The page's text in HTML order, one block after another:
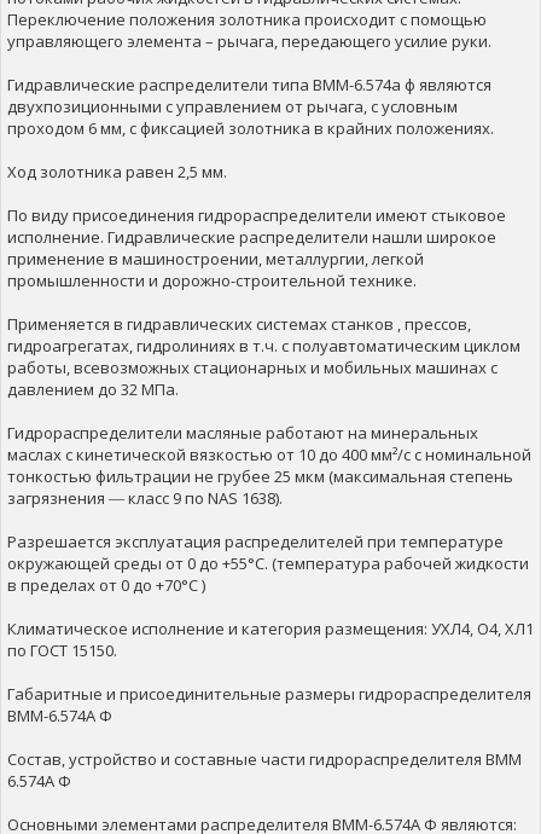
Переключение положения золотника происходит с помощью
управляющего элемента – рычага, передающего усилие руки.
Гидравлические распределители типа ВММ-6.574а ф являются
двухпозиционными с управлением от рычага, с условным
проходом 6 мм, с фиксацией золотника в крайних положениях.
Ход золотника равен 2,5 мм.
По виду присоединения гидрораспределители имеют стыковое
исполнение. Гидравлические распределители нашли широкое
применение в машиностроении, металлургии, легкой
промышленности и дорожно-строительной технике.
Применяется в гидравлических системах станков , прессов,
гидроагрегатах, гидролиниях в т.ч. с полуавтоматическим циклом
работы, всевозможных стационарных и мобильных машинах с
давлением до 32 МПа.
Гидрораспределители масляные работают на минеральных
маслах с кинетической вязкостью от 10 до 400 мм²/с с номинальной
тонкостью фильтрации не грубее 25 мкм (максимальная степень
загрязнения ― класс 9 по NAS 1638).
Разрешается эксплуатация распределителей при температуре
окружающей среды от 0 до +55°С. (температура рабочей жидкости
в пределах от 0 до +70°С )
Климатическое исполнение и категория размещения: УХЛ4, О4, ХЛ1
по ГОСТ 15150.
Габаритные и присоединительные размеры гидрораспределителя
ВММ-6.574А Ф
Состав, устройство и составные части гидрораспределителя ВММ
6.574А Ф
Основными элементами распределителя ВММ-6.574А Ф являются: